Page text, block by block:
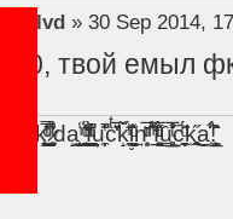
lvd» 30 Sep 2014,
Фк0, твой емыл
F̞͖̭̿̔ͯu̐̅cͬ̑ͩk̨̤̳͇̮̭̪̠̽̿̓̆ͭͩ ̷̩̰͎̩͓̘̾̀ͬ̊ͭ͛ͅda̝̺͙̬͎̝̾͟ ̰̜̝̯͉̯̖̓̎́ͨ̽ͫ͟f̟͇̭̀ͬͨͭ̐̚u̹̼̹̗̞͑̔͂͐̚cͭ̅̊̆̒̆ǩ̝̩̯́ͥ̔̍̑ḭ͓͍̳̬ͦ̽͂n͍͎͈̈̅ͩͬ ̊ͫ̂̾̑̈́f̲͚͉͓͗̋́ͧͦ̅ȗ͇̲̻͈̲̅̎͗͒ͭ͡c̬̟̠̹̯̈́ͩ͘ͅk̫̠̻̋͜a̲͒̾̇!͙͕̺͉̗̩̲̂̏̄̀